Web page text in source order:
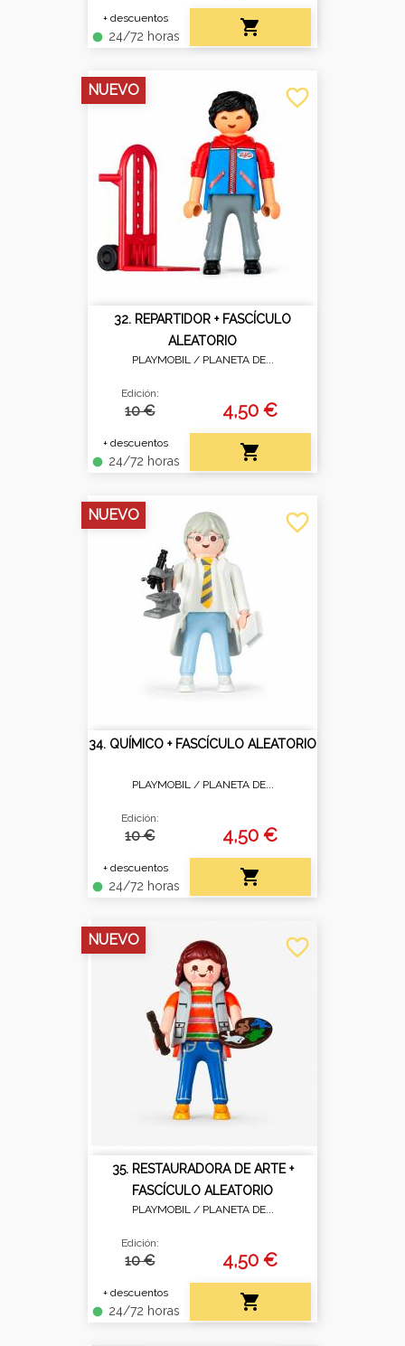
+ descuentos
fiber_manual_record 24/72 horas

32. REPARTIDOR + FASCÍCULO
ALEATORIO
PLAYMOBIL / PLANETA DE...
Edición:
10 €
+ descuentos
fiber_manual_record 24/72 horas
4,50 €

favorite_border
NUEVO
34. QUÍMICO + FASCÍCULO ALEATORIO
PLAYMOBIL / PLANETA DE...
Edición:
10 €
+ descuentos
fiber_manual_record 24/72 horas
4,50 €

favorite_border
NUEVO
35. RESTAURADORA DE ARTE +
FASCÍCULO ALEATORIO
PLAYMOBIL / PLANETA DE...
Edición:
10 €
+ descuentos
fiber_manual_record 24/72 horas
4,50 €

favorite_border
NUEVO